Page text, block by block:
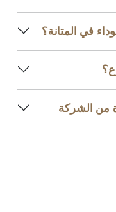
في المتانة؟
من الشركة